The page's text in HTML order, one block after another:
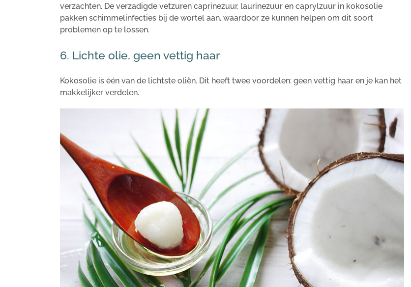
verzachten. De verzadigde vetzuren caprinezuur, laurinezuur en caprylzuur in kokosolie
pakken schimmelinfecties bij de wortel aan, waardoor ze kunnen helpen om dit soort
problemen op te lossen.
6. Lichte olie, geen vettig haar
Kokosolie is één van de lichtste oliën. Dit heeft twee voordelen: geen vettig haar en je kan het
makkelijker verdelen.